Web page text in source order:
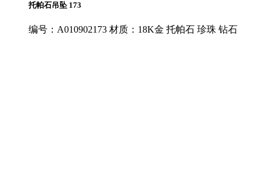
托帕石吊坠 173
编号：A010902173 材质：18K金 托帕石 珍珠 钻石